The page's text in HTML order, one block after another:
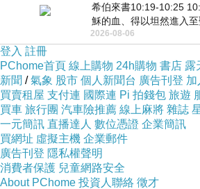
希伯來書10:19-10:25
穌的血、得以坦然進入
我們開了一條又新又活的
2026-08-06
登入 註冊
PChome首頁 線上購物 24h購物 書店 露
新聞 /氣象 股市 個人新聞台 廣告刊登 加
買賣租屋 支付連 國際連 Pi 拍錢包 旅遊
買車 旅行團 汽車險推薦 線上麻將 雜誌
一元簡訊 直播達人 數位憑證 企業簡訊
買網址 虛擬主機 企業郵件
廣告刊登 隱私權聲明
消費者保護 兒童網路安全
About PChome 投資人聯絡 徵才